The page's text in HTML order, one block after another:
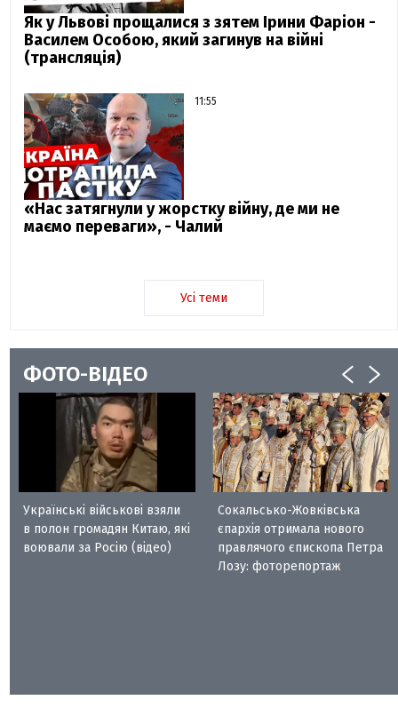
Як у Львові прощалися з зятем Ірини Фаріон -
Василем Особою, який загинув на війні
(трансляція)
11:55
«Нас затягнули у жорстку війну, де ми не
маємо переваги», - Чалий
Усі теми
ФОТО-ВІДЕО
Українські військові взяли
в полон громадян Китаю, які
воювали за Росію (відео)
Сокальсько-Жовківська
єпархія отримала нового
правлячого єпископа Петра
Лозу: фоторепортаж